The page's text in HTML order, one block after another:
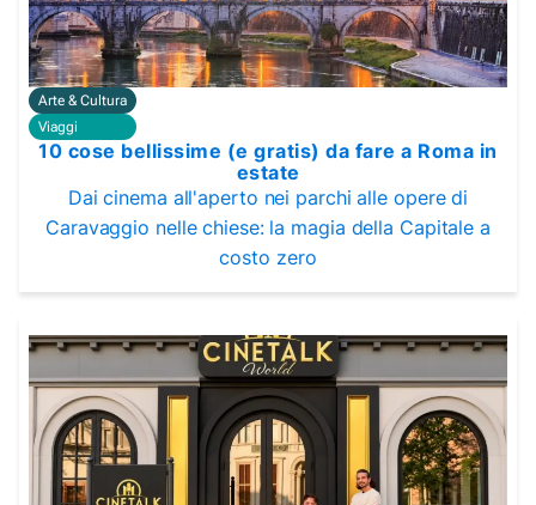
Arte & Cultura
Viaggi
10 cose bellissime (e gratis) da fare a Roma in
estate
Dai cinema all'aperto nei parchi alle opere di
Caravaggio nelle chiese: la magia della Capitale a
costo zero